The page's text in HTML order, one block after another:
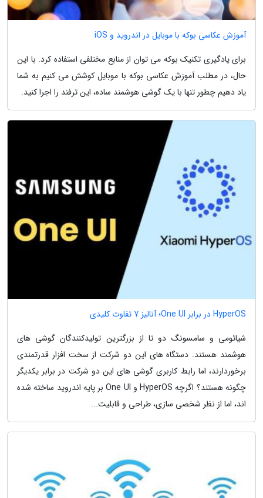
آموزش عکاسی بوکه با موبایل در اندروید و iOS
برای یادگیری تکنیک بوکه می توان از منابع مختلفی استفاده کرد. با این
حال، در مطلب آموزش عکاسی بوکه با موبایل کوشش می کنیم به شما
یاد دهیم چطور تنها با یک گوشی هوشمند ساده، این ترفند را اجرا کنید.
HyperOS در برابر One UI؛ آنالیز 7 تفاوت کلیدی
شیائومی و سامسونگ دو تا از بزرگترین تولیدکنندگان گوشی های
هوشمند هستند. دستگاه های این دو شرکت از سخت افزار قدرتمندی
برخوردارند، اما رابط کاربری گوشی های این دو شرکت در برابر یکدیگر
چگونه هستند؟ اگرچه HyperOS و One UI بر پایه اندروید ساخته شده
اند، اما از نظر شخصی سازی، طراحی و قابلیت...